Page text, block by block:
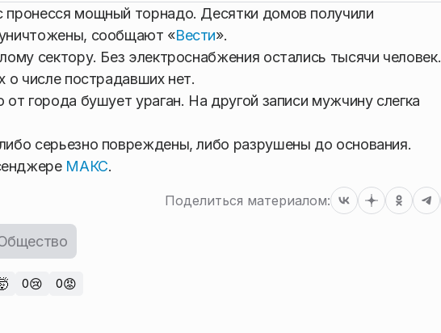
мощный торнадо. Десятки домов получили
сообщают «Вести».
сектору. Без электроснабжения остались тысячи человек.
о числе пострадавших нет.
города бушует ураган. На другой записи мужчину слегка
серьезно повреждены, либо разрушены до основания.
МАКС.
Поделиться материалом:
0😢 0😡